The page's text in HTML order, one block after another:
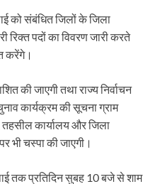
को संबंधित जिलों के जिला
रिक्त पदों का विवरण जारी करते
करेंगे।
की जाएगी तथा राज्य निर्वाचन
कार्यक्रम की सूचना ग्राम
तहसील कार्यालय और जिला
भी चस्पा की जाएगी।
तक प्रतिदिन सुबह 10 बजे से शाम